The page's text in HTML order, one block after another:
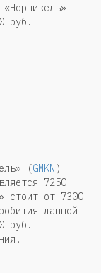
руб.
(GMKN )
7250
стоит от 7300
данной
руб.